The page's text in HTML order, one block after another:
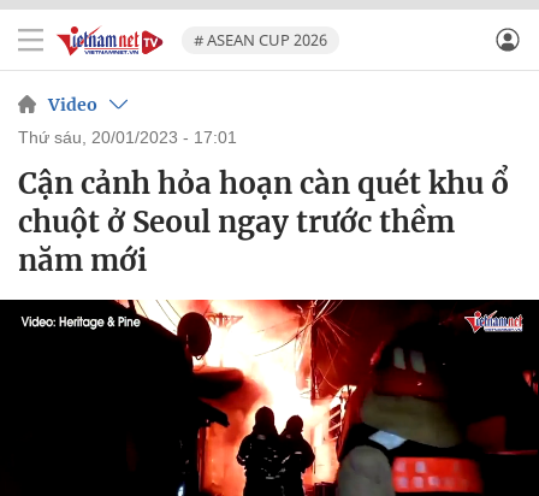
# ASEAN CUP 2026
Video
thứ sáu, 20/01/2023 - 17:01
Cận cảnh hỏa hoạn càn quét khu ổ
chuột ở Seoul ngay trước thềm
năm mới